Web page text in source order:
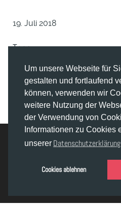
Um unsere Webseite für
gestalten und fortlaufend
können, verwenden wir
weitere Nutzung der
der Verwendung von
Informationen zu Cookies
unserer Datenschutzerklärung
Cookies ablehnen
19. Juli 2018
Tags
Film Stills
© Joachim Raaf
Gantry 5